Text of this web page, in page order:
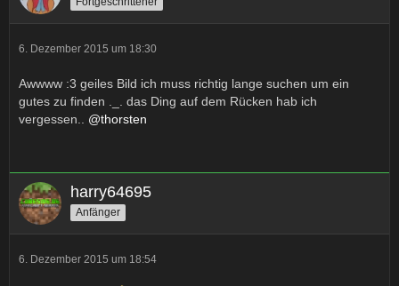
6. Dezember 2015 um 18:30
Awwww :3 geiles Bild ich muss richtig lange suchen um ein
gutes zu finden ._. das Ding auf dem Rücken hab ich
vergessen.. @thorsten
harry64695
Anfänger
6. Dezember 2015 um 18:54